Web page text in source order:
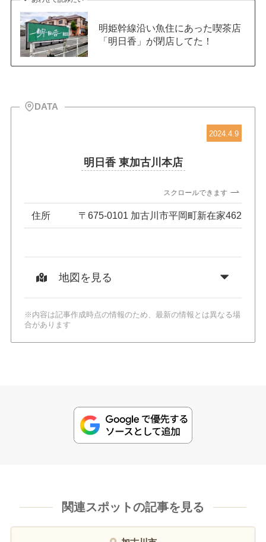
明姫幹線沿い魚住にあった喫茶店
「明日香」が閉店してた！
DATA
2024.4.9
明日香 東加古川本店
スクロールできます
住所 〒675-0101 加古川市平岡町新在家462
地図を見る
※内容は記事作成時点の情報のため、最新の情報とは異なる場
合があります
関連スポットの記事を見る